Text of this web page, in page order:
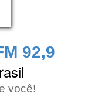
92,9
você!